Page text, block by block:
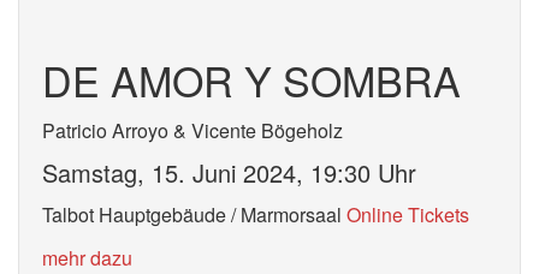
DE AMOR Y SOMBRA
Patricio Arroyo & Vicente Bögeholz
Samstag, 15. Juni 2024, 19:30 Uhr
Talbot Hauptgebäude / Marmorsaal Online Tickets
mehr dazu